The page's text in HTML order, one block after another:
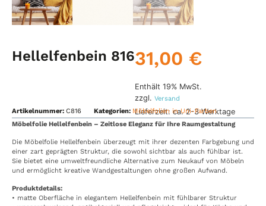
Hellelfenbein 81631,00 €
Enthält 19% MwSt.
zzgl. Versand
Lieferzeit: ca. 2-3 Werktage
Artikelnummer: C816 Kategorien: Möbelfolien in Uni-Farben
Möbelfolie Hellelfenbein – Zeitlose Eleganz für Ihre Raumgestaltung
Die Möbelfolie Hellelfenbein überzeugt mit ihrer dezenten Farbgebung und
einer zart geprägten Struktur, die sowohl sichtbar als auch fühlbar ist.
Sie bietet eine umweltfreundliche Alternative zum Neukauf von Möbeln
und ermöglicht kreative Wandgestaltungen ohne großen Aufwand.
Produktdetails:
• matte Oberfläche in elegantem Hellelfenbein mit fühlbarer Struktur